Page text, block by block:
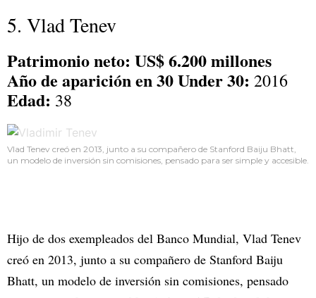
5. Vlad Tenev
Patrimonio neto: US$ 6.200 millones
Año de aparición en 30 Under 30: 2016
Edad: 38
Vlad Tenev creó en 2013, junto a su compañero de Stanford Baiju Bhatt,
un modelo de inversión sin comisiones, pensado para ser simple y accesible.
Hijo de dos exempleados del Banco Mundial, Vlad Tenev
creó en 2013, junto a su compañero de Stanford Baiju
Bhatt, un modelo de inversión sin comisiones, pensado